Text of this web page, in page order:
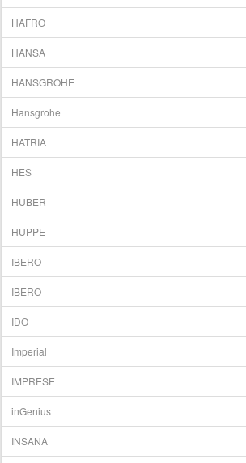
HAFRO
HANSA
HANSGROHE
Hansgrohe
HATRIA
HES
HUBER
HUPPE
IBERO
IBERO
IDO
Imperial
IMPRESE
inGenius
INSANA